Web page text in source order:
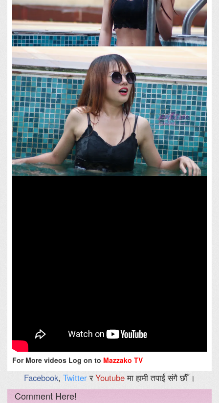
For More videos Log on to Mazzako TV
Facebook, TwitterरYoutubeमा हामी तपाईं संगै छौँ ।
Comment Here!